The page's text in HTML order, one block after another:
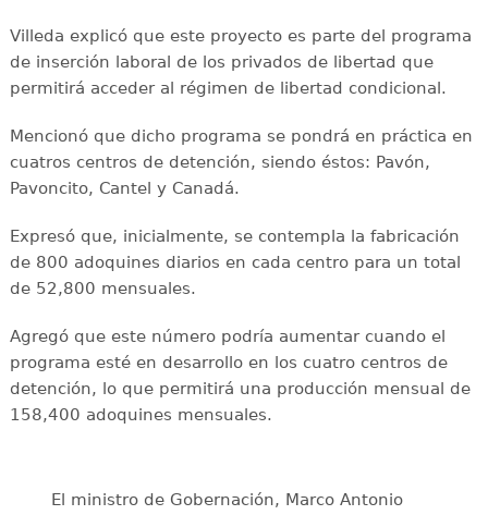
Villeda explicó que este proyecto es parte del programa
de inserción laboral de los privados de libertad que
permitirá acceder al régimen de libertad condicional.
Mencionó que dicho programa se pondrá en práctica en
cuatros centros de detención, siendo éstos: Pavón,
Pavoncito, Cantel y Canadá.
Expresó que, inicialmente, se contempla la fabricación
de 800 adoquines diarios en cada centro para un total
de 52,800 mensuales.
Agregó que este número podría aumentar cuando el
programa esté en desarrollo en los cuatro centros de
detención, lo que permitirá una producción mensual de
158,400 adoquines mensuales.
El ministro de Gobernación, Marco Antonio